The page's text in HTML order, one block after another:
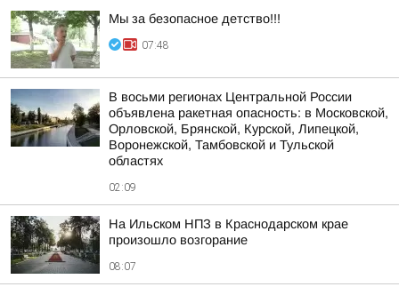
Мы за безопасное детство!!!
07:48
В восьми регионах Центральной России
объявлена ракетная опасность: в Московской,
Орловской, Брянской, Курской, Липецкой,
Воронежской, Тамбовской и Тульской
областях
02:09
На Ильском НПЗ в Краснодарском крае
произошло возгорание
08:07